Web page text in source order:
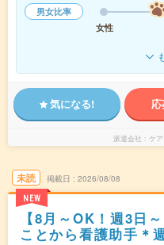
男女比率
女性
気になる!
派遣会社 ケ
未読
NEW
掲載日 2026/08/08
【8月～OK！週3日
ことから看護助手＊